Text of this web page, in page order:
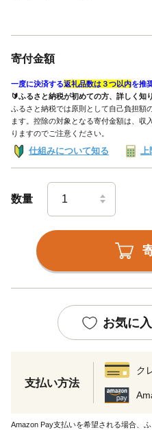
寄付金額
一度に決済する返礼品数は３つ以内を推
🔰ふるさと納税が初めての方、詳しく知
ふるさと納税では原則として自己負担額
ます。控除の対象となる寄付金額は、収
りますのでご注意ください。
仕組みについて知る 上
数量
お気に
支払い方法
ク
Amazon Pay支払いを希望される場合、